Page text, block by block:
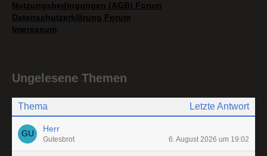
Nutzungsbedingungen (AGB) Forum
Datenschutzerklärung Forum
Impressum
Ungelesene Themen
Thema Letzte Antwort
Herr
Gutesbrot 6. August 2026 um 19:02